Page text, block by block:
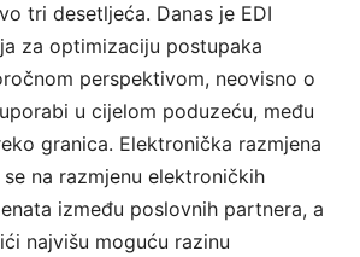
tri desetljeća. Danas je EDI
za optimizaciju postupaka
perspektivom, neovisno o
u cijelom poduzeću, među
granica. Elektronička razmjena
na razmjenu elektroničkih
između poslovnih partnera, a
najvišu moguću razinu